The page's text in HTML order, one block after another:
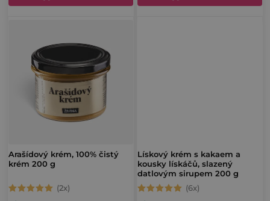
z
z
Arašídový krém, 100% čistý
krém 200 g
Průměrné
Lískový krém s kakaem a
kousky lískáčů, slazený
datlovým sirupem 200 g
Průměrné